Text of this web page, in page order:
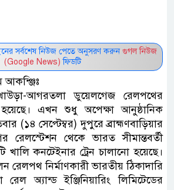
সর্বশেষ নিউজ পেতে অনুসরণ করুন গুগল নিউজ
(Google News) ফিডটি
আগরতলা ডুয়েলগেজ রেলপথের
এখন শুধু অপেক্ষা আনুষ্ঠানিক
(১৪ সেপ্টেম্বর) দুপুরে ব্রাহ্মণবাড়িয়ার
রেলস্টেশন থেকে ভারত সীমান্তবর্তী
খালি কনটেইনার ট্রেন চালানো হয়েছে।
রেলপথ নির্মাণকারী ভারতীয় ঠিকাদারি
রেল অ্যান্ড ইঞ্জিনিয়ারিং লিমিটেডের